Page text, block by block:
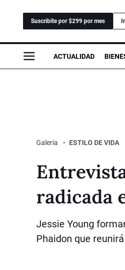
Suscribite por $299 por mes
ACTUALIDAD
Galería ESTILO DE VIDA
radicada
Jessie Young
Phaidon que